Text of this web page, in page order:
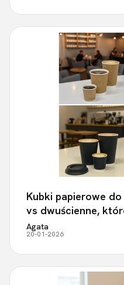
Kubki papierowe
vs dwuścienne,
Agata
20-01-2026